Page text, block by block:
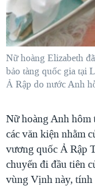
"Tìm"NGƯỜI VIỆT HẢI
ĐỜI SỐNG
KINH TẾ
KHOA HỌC
SỨC KHOẺ
THỂ THAO
GIÁO DỤC
HÀNH TRÌNH BẦU CỬ
MỘT NĂM CHIẾN
GIẢI MÃ VÀNH ĐAI &
NGÀY TỊ NẠN THẾ
CHI PHÍ CHIẾN
CÁC GIÁ TRỊ CỘNG
THƯỢNG ĐỈNH
TRỊNH VĨNH BÌNH
VIDEO
NGHE
MẠNG XÃ HỘI
Nữ hoàng Elizabeth
bảo tàng quốc gia tại
Ả Rập do nước Anh
Nữ hoàng Anh hôm
các văn kiện nhằm
vương quốc Ả Rập
chuyến đi đầu tiên
vùng Vịnh này, tính